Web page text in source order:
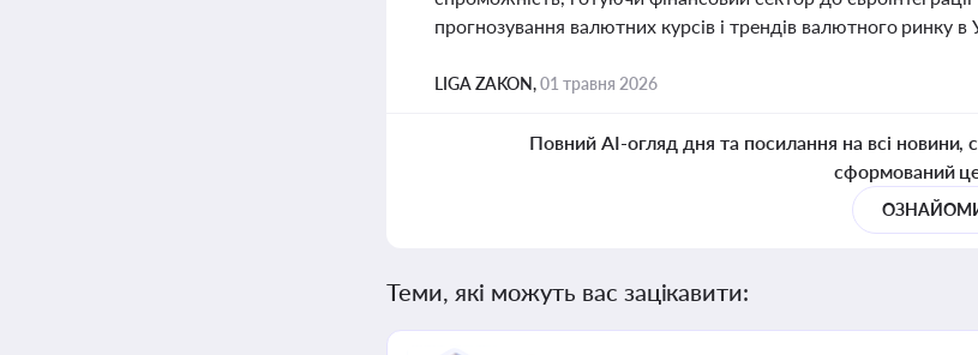
прогнозування валютних курсів і трендів валютного ринку в
LIGA ZAKON,01 травня 2026
Повний AI-огляд дня та посилання на всі новини,
сформований
Теми, які можуть вас зацікавити: